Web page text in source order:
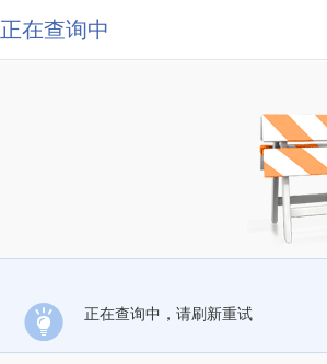
正在查询中
正在查询中，请刷新重试